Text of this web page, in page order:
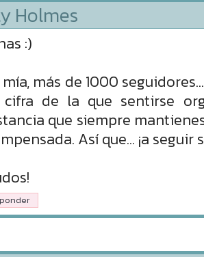
Holmes
:)
más de 1000
cifra de la que sentirse
que siempre
Así que... ¡a seguir